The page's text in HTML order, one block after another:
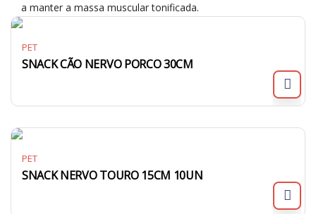
a manter a massa muscular tonificada.
PET
SNACK CÃO NERVO PORCO 30CM
PET
SNACK NERVO TOURO 15CM 10UN